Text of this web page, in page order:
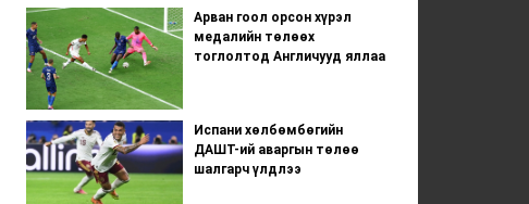
Арван гоол орсон хүрэл
медалийн төлөөх
тоглолтод Англичууд яллаа
Испани хөлбөмбөгийн
ДАШТ-ий аваргын төлөө
шалгарч үлдлээ